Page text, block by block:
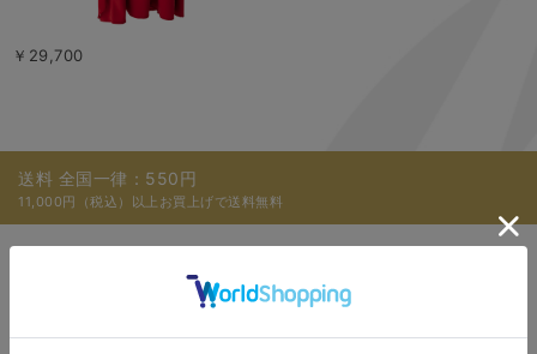
￥29,700
送料 全国一律：550円
11,000円（税込）以上お買上げで送料無料